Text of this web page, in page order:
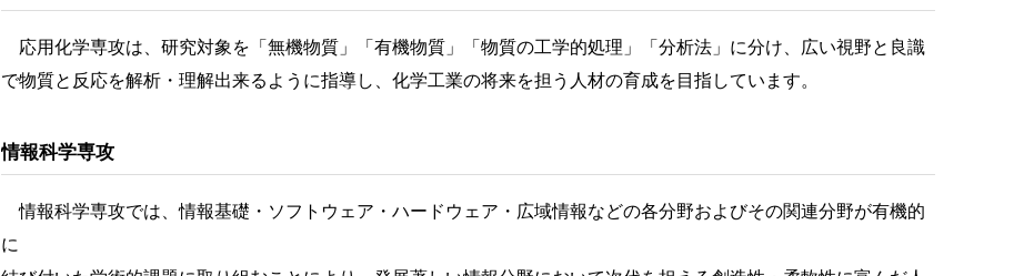
応用化学専攻は、研究対象を「無機物質」「有機物質」「物質の工学的処理」「分析法」に分け、広い視野と良識
で物質と反応を解析・理解出来るように指導し、化学工業の将来を担う人材の育成を目指しています。
情報科学専攻
情報科学専攻では、情報基礎・ソフトウェア・ハードウェア・広域情報などの各分野およびその関連分野が有機的
に